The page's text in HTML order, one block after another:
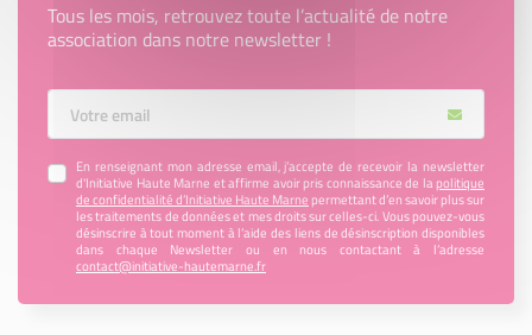
Tous les mois, retrouvez toute l’actualité de notre
association dans notre newsletter !
Votre Email
En renseignant mon adresse email, j’accepte de recevoir la newsletter
d'Initiative Haute Marne et affirme avoir pris connaissance de la politique
de confidentialité d’Initiative Haute Marne permettant d’en savoir plus sur
les traitements de données et mes droits sur celles-ci. Vous pouvez-vous
désinscrire à tout moment à l’aide des liens de désinscription disponibles
dans chaque Newsletter ou en nous contactant à l’adresse
contact@initiative-hautemarne.fr